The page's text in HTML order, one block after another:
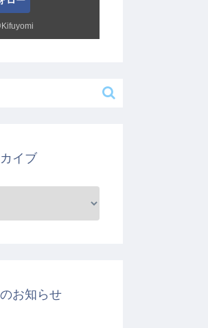
イブ
お知らせ